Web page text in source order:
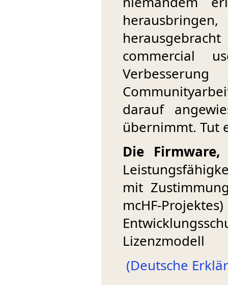
commercial
darauf
übernimmt. Tut
Die Firmware,
mit
mcHF-
Lizenzmodell
(Deutsche